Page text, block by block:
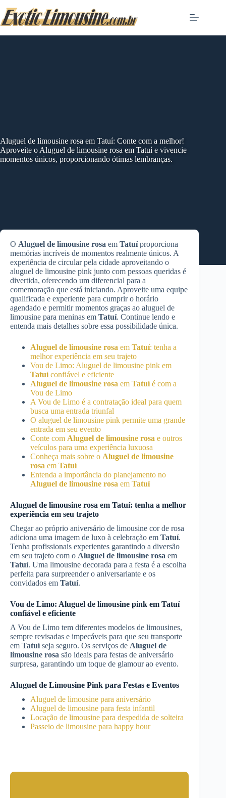
to
content
Aluguel de limousine rosa em Tatuí: Conte com a melhor!
Aproveite o Aluguel de limousine rosa em Tatuí e vivencie
momentos únicos, proporcionando ótimas lembranças.
O Aluguel de limousine rosa em Tatuíproporciona
memórias incríveis de momentos realmente únicos. A
experiência de circular pela cidade aproveitando o
aluguel de limousine pink junto com pessoas queridas é
divertida, oferecendo um diferencial para a
comemoração que está iniciando. Aproveite uma equipe
qualificada e experiente para cumprir o horário
agendado e permitir momentos graças ao aluguel de
limousine para meninas em Tatuí. Continue lendo e
entenda mais detalhes sobre essa possibilidade única.
Aluguel de limousine rosa em Tatuí: tenha a
melhor experiência em seu trajeto
Vou de Limo: Aluguel de limousine pink em
Tatuíconfiável e eficiente
Aluguel de limousine rosa em Tatuíé com a
Vou de Limo
A Vou de Limo é a contratação ideal para quem
busca uma entrada triunfal
O aluguel de limousine pink permite uma grande
entrada em seu evento
Conte com Aluguel de limousine rosa e outros
veículos para uma experiência luxuosa
Conheça mais sobre o Aluguel de limousine
rosa em Tatuí
Entenda a importância do planejamento no
Aluguel de limousine rosa em Tatuí
Aluguel de limousine rosa em Tatuí: tenha a melhor
experiência em seu trajeto
Chegar ao próprio aniversário de limousine cor de rosa
adiciona uma imagem de luxo à celebração em Tatuí.
Tenha profissionais experientes garantindo a diversão
em seu trajeto com o Aluguel de limousine rosa em
Tatuí. Uma limousine decorada para a festa é a escolha
perfeita para surpreender o aniversariante e os
convidados em Tatuí.
Vou de Limo: Aluguel de limousine pink em Tatuí
confiável e eficiente
A Vou de Limo tem diferentes modelos de limousines,
sempre revisadas e impecáveis para que seu transporte
em Tatuíseja seguro. Os serviços de Aluguel de
limousine rosa são ideais para festas de aniversário
surpresa, garantindo um toque de glamour ao evento.
Aluguel de Limousine Pink para Festas e Eventos
Aluguel de limousine para aniversário
Aluguel de limousine para festa infantil
Locação de limousine para despedida de solteira
Passeio de limousine para happy hour